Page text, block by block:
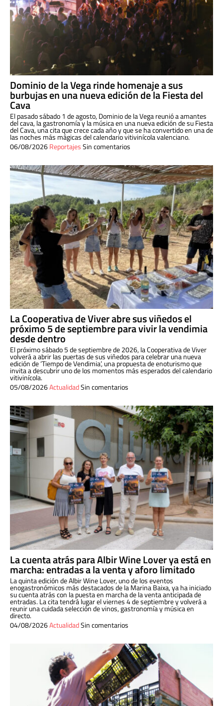
Dominio de la Vega rinde homenaje a sus
burbujas en una nueva edición de la Fiesta del
Cava
El pasado sábado 1 de agosto, Dominio de la Vega reunió a amantes
del cava, la gastronomía y la música en una nueva edición de su Fiesta
del Cava, una cita que crece cada año y que se ha convertido en una de
las noches más mágicas del calendario vitivinícola valenciano.
06/08/2026ReportajesSin comentarios
La Cooperativa de Viver abre sus viñedos el
próximo 5 de septiembre para vivir la vendimia
desde dentro
El próximo sábado 5 de septiembre de 2026, la Cooperativa de Viver
volverá a abrir las puertas de sus viñedos para celebrar una nueva
edición de ‘Tiempo de Vendimia’, una propuesta de enoturismo que
invita a descubrir uno de los momentos más esperados del calendario
vitivinícola.
05/08/2026ActualidadSin comentarios
La cuenta atrás para Albir Wine Lover ya está en
marcha: entradas a la venta y aforo limitado
La quinta edición de Albir Wine Lover, uno de los eventos
enogastronómicos más destacados de la Marina Baixa, ya ha iniciado
su cuenta atrás con la puesta en marcha de la venta anticipada de
entradas. La cita tendrá lugar el viernes 4 de septiembre y volverá a
reunir una cuidada selección de vinos, gastronomía y música en
directo.
04/08/2026ActualidadSin comentarios